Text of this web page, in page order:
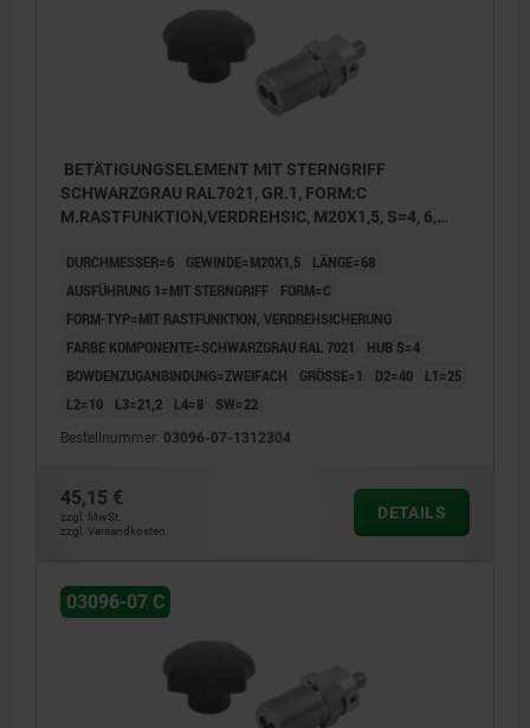
BETÄTIGUNGSELEMENT MIT STERNGRIFF
SCHWARZGRAU RAL7021, GR.1, FORM:C
M.RASTFUNKTION,VERDREHSIC, M20X1,5, S=4, 6,
DURCHMESSER=6 GEWINDE=M20X1,5
LÄNGE=68
AUSFÜHRUNG 1=MIT STERNGRIFF
FORM=C
FORM-TYP=MIT RASTFUNKTION, VERDREHSICHERUNG
FARBE KOMPONENTE=SCHWARZGRAU RAL 7021
HUB S=4
BOWDENZUGANBINDUNG=ZWEIFACH
GRÖSSE=1 D2=40
L1=25
L2=10
L3=21,2 L4=8 SW=22
Bestellnummer: 03096-07-1312304
45,15 €
zzgl. MwSt.
zzgl. Versandkosten
DETAILS
03096-07 C